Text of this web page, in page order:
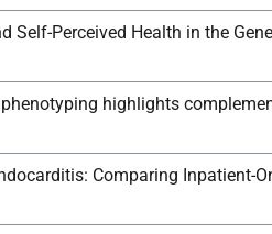
Self-Perceived Health in the
highlights
Comparing Inpatient-